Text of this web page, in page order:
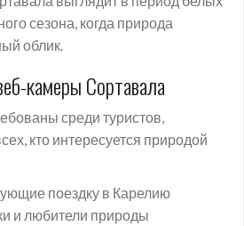
сезона, когда природа
облик.
камеры Сортавала
среди туристов,
кто интересуется природой
поездку в Карелию
и любители природы